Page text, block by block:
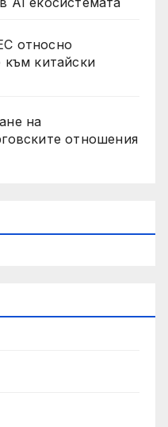
относно
към китайски
на
отношения